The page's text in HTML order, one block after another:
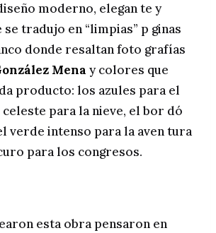
moderno, elegan te y
tradujo en “limpias” p ginas
donde resaltan foto grafías
Mena y colores que
producto: los azules para el
celeste para la nieve, el bor dó
verde intenso para la aven tura
para los congresos.
esta obra pensaron en